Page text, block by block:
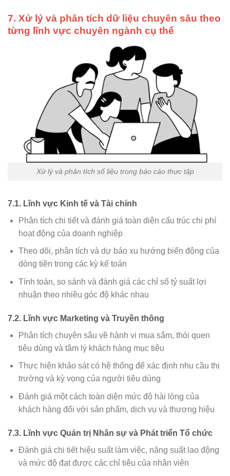
7. Xử lý và phân tích dữ liệu chuyên sâu theo
từng lĩnh vực chuyên ngành cụ thể
Xử lý và phân tích số liệu trong báo cáo thực tập
7.1. Lĩnh vực Kinh tế và Tài chính
Phân tích chi tiết và đánh giá toàn diện cấu trúc chi phí
hoạt động của doanh nghiệp
Theo dõi, phân tích và dự báo xu hướng biến động của
dòng tiền trong các kỳ kế toán
Tính toán, so sánh và đánh giá các chỉ số tỷ suất lợi
nhuận theo nhiều góc độ khác nhau
7.2. Lĩnh vực Marketing và Truyền thông
Phân tích chuyên sâu về hành vi mua sắm, thói quen
tiêu dùng và tâm lý khách hàng mục tiêu
Thực hiện khảo sát có hệ thống để xác định nhu cầu thị
trường và kỳ vọng của người tiêu dùng
Đánh giá một cách toàn diện mức độ hài lòng của
khách hàng đối với sản phẩm, dịch vụ và thương hiệu
7.3. Lĩnh vực Quản trị Nhân sự và Phát triển Tổ chức
Đánh giá chi tiết hiệu suất làm việc, năng suất lao động
và mức độ đạt được các chỉ tiêu của nhân viên